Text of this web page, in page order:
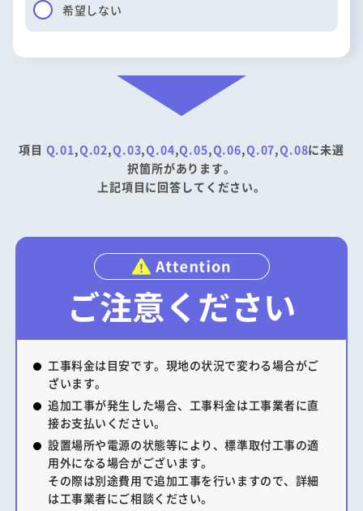
希望しない
項目 Q.01 Q.02 Q.03 Q.04 Q.05 Q.06 Q.07 Q.08に未選
択箇所があります。
上記項目に回答してください。
ご注意ください
工事料金は目安です。現地の状況で変わる場合がご
ざいます。
追加工事が発生した場合、工事料金は工事業者に直
接お支払いください。
設置場所や電源の状態等により、標準取付工事の適
用外になる場合がございます。
その際は別途費用で追加工事を行いますので、詳細
は工事業者にご相談ください。